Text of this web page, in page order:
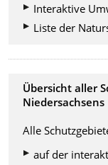
Interaktive
Liste der
Übersicht aller
Niedersachsens
Alle
auf der